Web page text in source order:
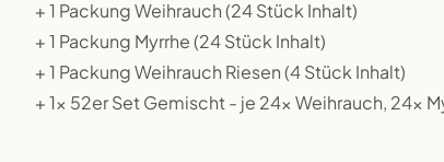
+ 1 Packung Weihrauch (24 Stück Inhalt)
+ 1 Packung Myrrhe (24 Stück Inhalt)
+ 1 Packung Weihrauch Riesen (4 Stück Inhalt)
+ 1x 52er Set Gemischt - je 24x Weihrauch, 24x